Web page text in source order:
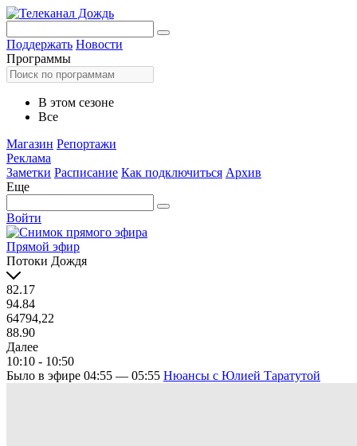
Поддержать Новости
Программы
В этом сезоне
Все
Магазин Репортажи
Реклама
Заметки Расписание Как подключиться Архив
Еще
Войти
Прямой эфир
Потоки Дождя
82.17
94.84
64794,22
88.90
Далее
10:10 - 10:50
Было в эфире 04:55 — 05:55 Нюансы с Юлией Таратутой